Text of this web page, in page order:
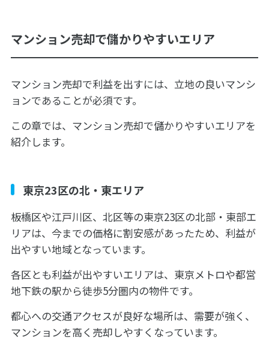
マンション売却で儲かりやすいエリア
マンション売却で利益を出すには、立地の良いマンシ
ョンであることが必須です。
この章では、マンション売却で儲かりやすいエリアを
紹介します。
東京23区の北・東エリア
板橋区や江戸川区、北区等の東京23区の北部・東部エ
リアは、今までの価格に割安感があったため、利益が
出やすい地域となっています。
各区とも利益が出やすいエリアは、東京メトロや都営
地下鉄の駅から徒歩5分圏内の物件です。
都心への交通アクセスが良好な場所は、需要が強く、
マンションを高く売却しやすくなっています。